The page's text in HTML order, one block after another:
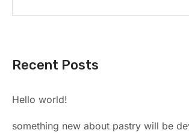
Recent Posts
Hello world!
something new about pastry will be